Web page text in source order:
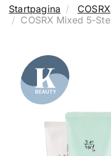
Startpagina COSRX
COSRX Mixed 5-